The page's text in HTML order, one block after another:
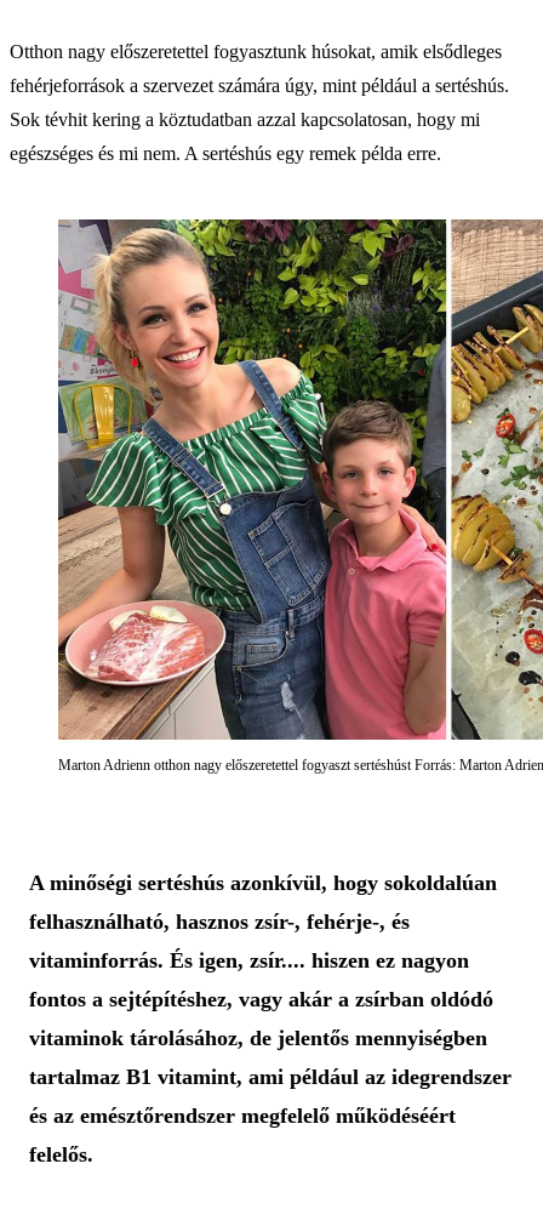
Otthon nagy előszeretettel fogyasztunk húsokat, amik elsődleges
fehérjeforrások a szervezet számára úgy, mint például a sertéshús.
Sok tévhit kering a köztudatban azzal kapcsolatosan, hogy mi
egészséges és mi nem. A sertéshús egy remek példa erre.
Marton Adrienn otthon nagy előszeretettel fogyaszt sertéshúst Forrás: Marton
A minőségi sertéshús azonkívül, hogy sokoldalúan
felhasználható, hasznos zsír-, fehérje-, és
vitaminforrás. És igen, zsír.... hiszen ez nagyon
fontos a sejtépítéshez, vagy akár a zsírban oldódó
vitaminok tárolásához, de jelentős mennyiségben
tartalmaz B1 vitamint, ami például az idegrendszer
és az emésztőrendszer megfelelő működéséért
felelős.